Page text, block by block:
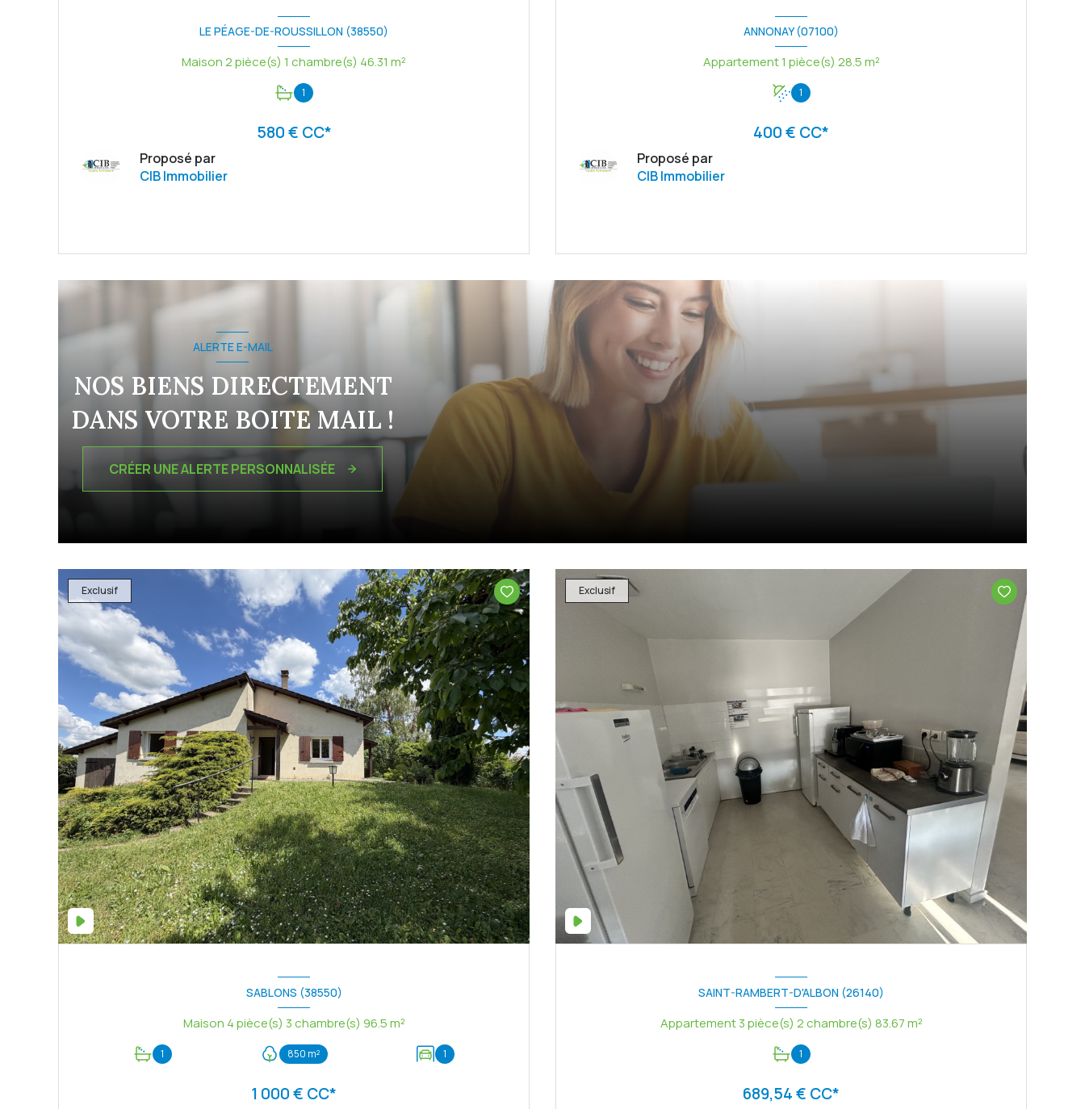
LE PÉAGE-DE-ROUSSILLON (38550)
Maison 2 pièce(s) 1 chambre(s) 46.31 m²
1
580 € CC*
Proposé par
CIB Immobilier
ANNONAY (07100)
Appartement 1 pièce(s) 28.5 m²
1
400 € CC*
Proposé par
CIB Immobilier
ALERTE E-MAIL
NOS BIENS DIRECTEMENT
DANS VOTRE BOITE MAIL !
CRÉER UNE ALERTE PERSONNALISÉE
Exclusif
SABLONS (38550)
Maison 4 pièce(s) 3 chambre(s) 96.5 m²
1 850 m² 1
1 000 € CC*
Exclusif
SAINT-RAMBERT-D'ALBON (26140)
Appartement 3 pièce(s) 2 chambre(s) 83.67 m²
1
689,54 € CC*